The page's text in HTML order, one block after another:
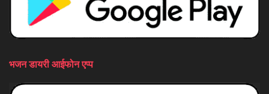
भजन डायरी आईफोन एप्प